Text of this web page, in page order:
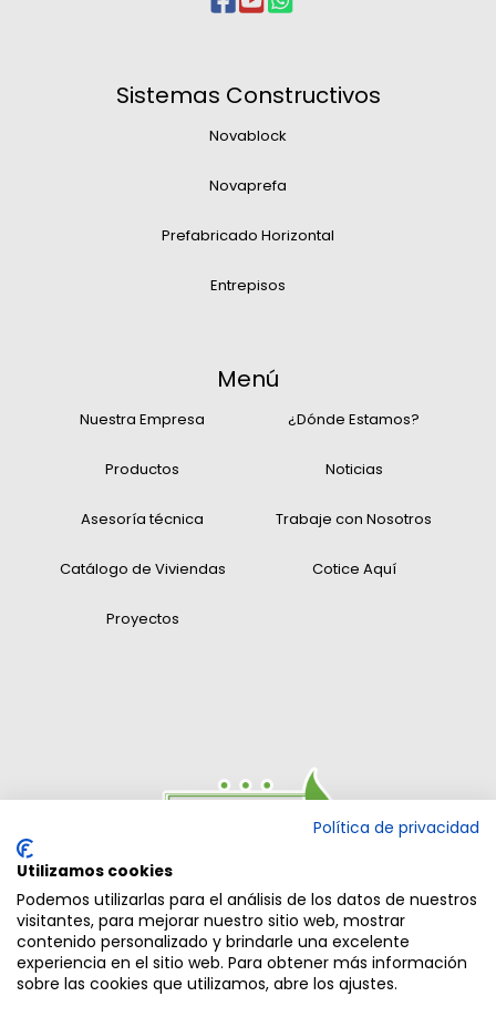
Sistemas Constructivos
Novablock
Novaprefa
Prefabricado Horizontal
Entrepisos
Menú
Nuestra Empresa
Productos
Asesoría técnica
Catálogo de Viviendas
Proyectos
¿Dónde Estamos?
Noticias
Trabaje con Nosotros
Cotice Aquí
Política de privacidad
Utilizamos cookies
Podemos utilizarlas para el análisis de los datos de nuestros
visitantes, para mejorar nuestro sitio web, mostrar
contenido personalizado y brindarle una excelente
experiencia en el sitio web. Para obtener más información
sobre las cookies que utilizamos, abre los ajustes.